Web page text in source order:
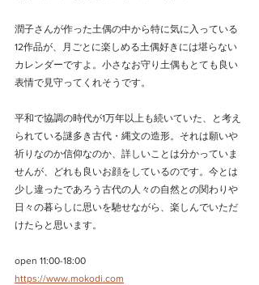
潤子さんが作った土偶の中から特に気に入っている
12作品が、月ごとに楽しめる土偶好きには堪らない
カレンダーですよ。小さなお守り土偶もとても良い
表情で見守ってくれそうです。
平和で協調の時代が1万年以上も続いていた、と考え
られている謎多き古代・縄文の造形。それは願いや
祈りなのか信仰なのか、詳しいことは分かっていま
せんが、どれも良いお顔をしているのです。今とは
少し違ったであろう古代の人々の自然との関わりや
日々の暮らしに思いを馳せながら、楽しんでいただ
けたらと思います。
open 11:00-18:00
https://www.mokodi.com